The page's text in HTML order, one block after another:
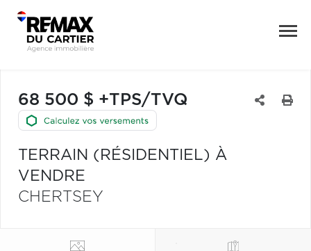
68 500 $ +TPS/TVQ
TERRAIN (RÉSIDENTIEL) À
VENDRE
CHERTSEY